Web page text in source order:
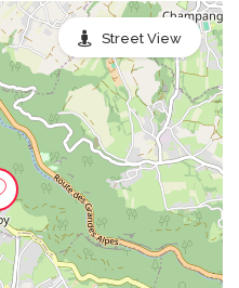
Street View